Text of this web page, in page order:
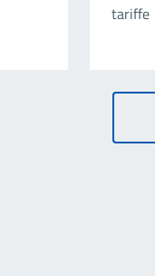
tariffe